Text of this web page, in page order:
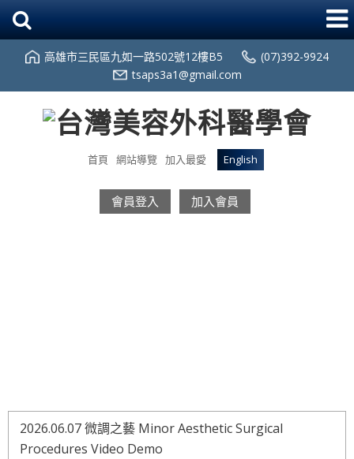
高雄市三民區九如一路502號12樓B5
(07)392-9924
tsaps3a1@gmail.com
首頁 網站導覽 加入最愛 English
會員登入 加入會員
2026.06.07 微調之藝 Minor Aesthetic Surgical
Procedures Video Demo